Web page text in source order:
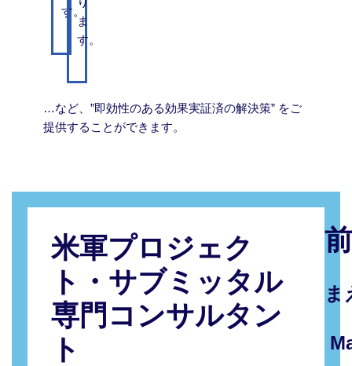
す。
ま
す。
…など、”即効性のある効果実証済の解決策” をご
提供することができます。
米軍プロジェク
ト・サブミッタル
専門コンサルタン
ト
ま